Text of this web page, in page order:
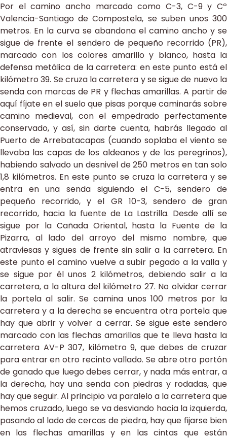
Por el camino ancho marcado como C-3, C-9 y Cº
Valencia-Santiago de Compostela, se suben unos 300
metros. En la curva se abandona el camino ancho y se
sigue de frente el sendero de pequeño recorrido (PR),
marcado con los colores amarillo y blanco, hasta la
defensa metálica de la carretera: en este punto está el
kilómetro 39. Se cruza la carretera y se sigue de nuevo la
senda con marcas de PR y flechas amarillas. A partir de
aquí fíjate en el suelo que pisas porque caminarás sobre
camino medieval, con el empedrado perfectamente
conservado, y así, sin darte cuenta, habrás llegado al
Puerto de Arrebatacapas (cuando soplaba el viento se
llevaba las capas de los aldeanos y de los peregrinos),
habiendo salvado un desnivel de 250 metros en tan solo
1,8 kilómetros. En este punto se cruza la carretera y se
entra en una senda siguiendo el C-5, sendero de
pequeño recorrido, y el GR 10-3, sendero de gran
recorrido, hacia la fuente de La Lastrilla. Desde allí se
sigue por la Cañada Oriental, hasta la Fuente de la
Pizarra, al lado del arroyo del mismo nombre, que
atraviesas y sigues de frente sin salir a la carretera. En
este punto el camino vuelve a subir pegado a la valla y
se sigue por él unos 2 kilómetros, debiendo salir a la
carretera, a la altura del kilómetro 27. No olvidar cerrar
la portela al salir. Se camina unos 100 metros por la
carretera y a la derecha se encuentra otra portela que
hay que abrir y volver a cerrar. Se sigue este sendero
marcado con las flechas amarillas que te lleva hasta la
carretera AV-P 307, kilómetro 9, que debes de cruzar
para entrar en otro recinto vallado. Se abre otro portón
de ganado que luego debes cerrar, y nada más entrar, a
la derecha, hay una senda con piedras y rodadas, que
hay que seguir. Al principio va paralelo a la carretera que
hemos cruzado, luego se va desviando hacia la izquierda,
pasando al lado de cercas de piedra, hay que fijarse bien
en las flechas amarillas y en las cintas que están